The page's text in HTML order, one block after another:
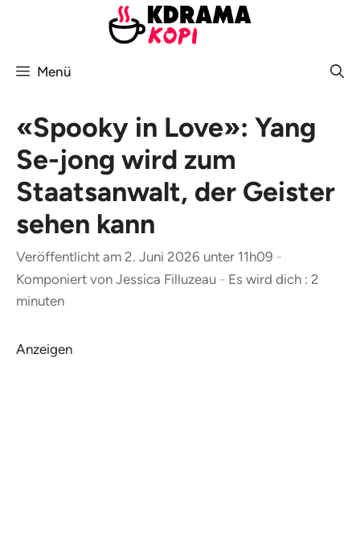
Menü
«Spooky in Love»: Yang
Se-jong wird zum
Staatsanwalt, der Geister
sehen kann
Veröffentlicht am 2. Juni 2026 unter 11h09 -
Komponiert von Jessica Filluzeau - Es wird dich : 2
minuten
Anzeigen